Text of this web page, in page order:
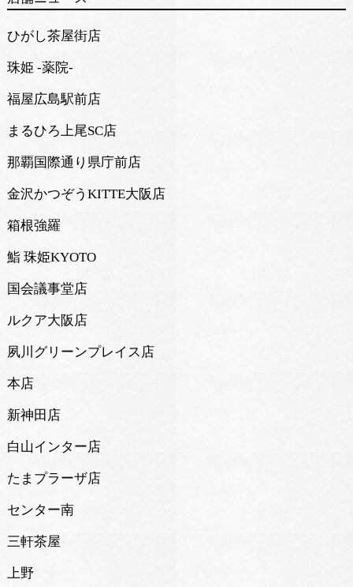
ひがし茶屋街店
珠姫 -薬院-
福屋広島駅前店
まるひろ上尾SC店
那覇国際通り県庁前店
金沢かつぞうKITTE大阪店
箱根強羅
鮨 珠姫KYOTO
国会議事堂店
ルクア大阪店
夙川グリーンプレイス店
本店
新神田店
白山インター店
たまプラーザ店
センター南
三軒茶屋
上野